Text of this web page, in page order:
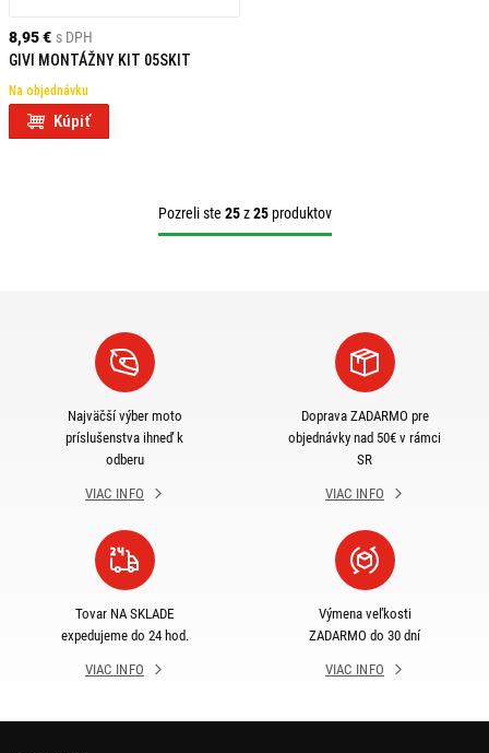
8,95 € s DPH
GIVI MONTÁŽNY KIT 05SKIT
Na objednávku
Kúpiť
Pozreli ste 25z25produktov
Najväčší výber moto
príslušenstva ihneď k
odberu
VIAC INFO
Doprava ZADARMO pre
objednávky nad 50€ v rámci
SR
VIAC INFO
Tovar NA SKLADE
expedujeme do 24 hod.
VIAC INFO
Výmena veľkosti
ZADARMO do 30 dní
VIAC INFO